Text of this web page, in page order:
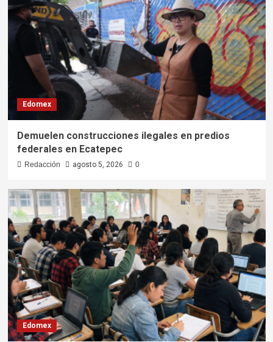
Edomex
Demuelen construcciones ilegales en predios
federales en Ecatepec
Redacción agosto 5, 2026 0
Edomex